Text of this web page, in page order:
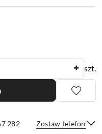
szt.
282 Zostaw telefon